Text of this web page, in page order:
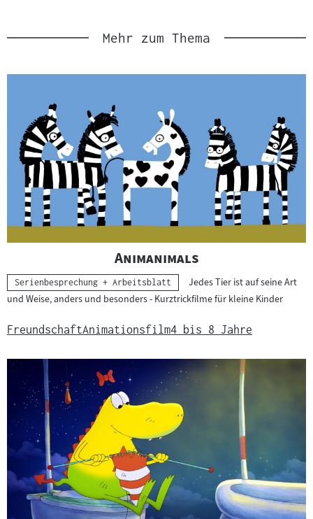
Mehr zum Thema
"
Animanimals"
Kategorie:
Serienbesprechung + Arbeitsblatt
Jedes Tier ist auf seine Art
und Weise, anders und besonders - Kurztrickfilme für kleine Kinder
FreundschaftAnimationsfilm4 bis 8 Jahre